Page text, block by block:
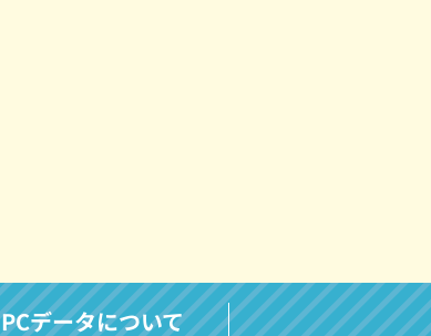
PCデータについて